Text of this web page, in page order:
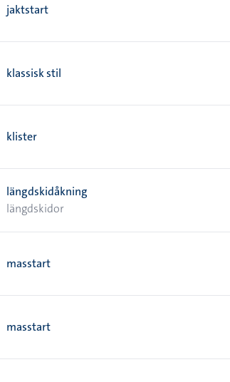
jaktstart
klassisk stil
klister
längdskidåkning
längdskidor
masstart
masstart